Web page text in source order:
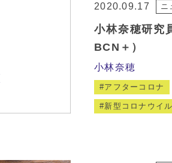
2020.09.17 ニ
小林奈穂研究
BCN＋）
小林奈穂
アフターコロナ
新型コロナウイ